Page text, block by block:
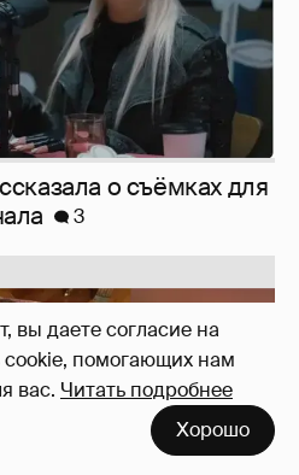
вы даете согласие на
cookie, помогающих нам
вас. Читать подробнее
Хорошо
селфи без